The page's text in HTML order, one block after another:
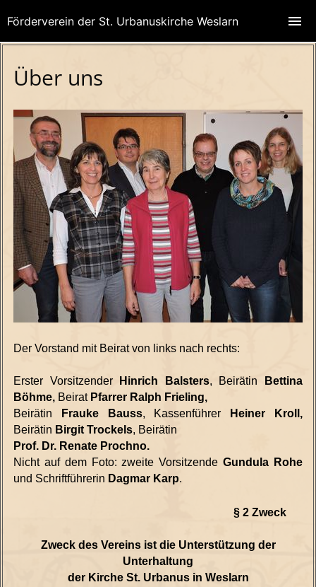
Über uns
Der Vorstand mit Beirat von links nach rechts:
Erster Vorsitzender Hinrich Balsters, Beirätin
Bettina
Böhme, Beirat Pfarrer Ralph Frieling,
Beirätin
Frauke Bauss, Kassenführer
Heiner Kroll,
Beirätin Birgit Trockels, Beirätin
Prof. Dr. Renate Prochno.
Nicht auf dem Foto: zweite VorsitzendeGundula Rohe
und Schriftführerin Dagmar Karp.
§ 2 Zweck
Zweck des Vereins ist die Unterstützung der
Unterhaltung
der Kirche St. Urbanus in Weslarn
Förderverein der St. Urbanuskirche Weslarn